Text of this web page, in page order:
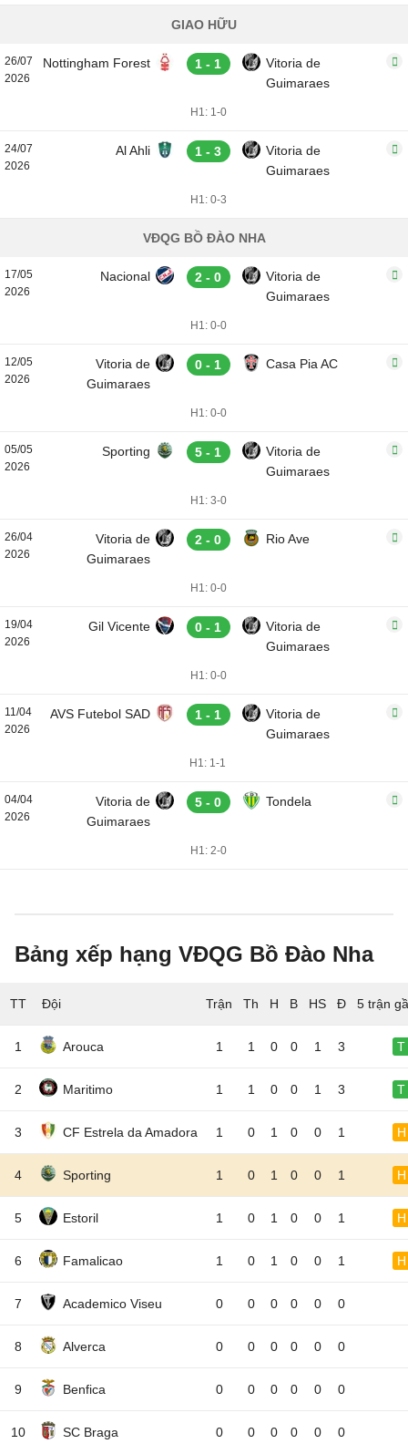
GIAO HỮU
26/07
2026
Nottingham Forest 1 - 1
Vitoria de
Guimaraes
H1: 1-0
24/07
2026
Al Ahli 1 - 3
Vitoria de
Guimaraes
H1: 0-3
VĐQG BỒ ĐÀO NHA
17/05
2026
Nacional 2 - 0
Vitoria de
Guimaraes
H1: 0-0
12/05
2026
Vitoria de
Guimaraes
0 - 1 Casa Pia AC
H1: 0-0
05/05
2026
Sporting 5 - 1
Vitoria de
Guimaraes
H1: 3-0
26/04
2026
Vitoria de
Guimaraes
2 - 0 Rio Ave
H1: 0-0
19/04
2026
Gil Vicente 0 - 1
Vitoria de
Guimaraes
H1: 0-0
11/04
2026
AVS Futebol SAD 1 - 1
Vitoria de
Guimaraes
H1: 1-1
04/04
2026
Vitoria de
Guimaraes
5 - 0 Tondela
H1: 2-0
Bảng xếp hạng VĐQG Bồ Đào Nha
TT Đội 5 trận
1 Arouca 1 1 0 0 1 3 T
2 Maritimo 1 1 0 0 1 3 T
3 CF Estrela da Amadora 1 0 1 0 0 1 H
4 Sporting 1 0 1 0 0 1 H
5 Estoril 1 0 1 0 0 1 H
6 Famalicao 1 0 1 0 0 1 H
7 Academico Viseu 0 0 0 0 0 0
8 Alverca 0 0 0 0 0 0
9 Benfica 0 0 0 0 0 0
10 SC Braga 0 0 0 0 0 0